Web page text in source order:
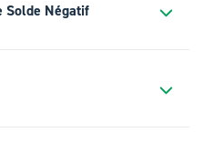
Solde Négatif